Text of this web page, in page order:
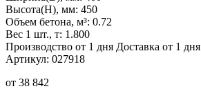
Высота(H), мм: 450
Объем бетона, м³: 0.72
Вес 1 шт., т: 1.800
Производство от 1 дня Доставка от 1 дня
Артикул: 027918
от 38 842